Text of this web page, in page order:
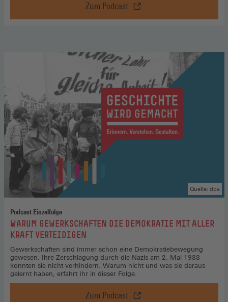
Zum Podcast
Wilhelm
Leuschner
Leben
für
die
Demokratie,
Zum
Podcast
(Öffnet
in
einem
Podcast Einzelfolge
:WARUM GEWERKSCHAFTEN DIE DEMOKRATIE MIT ALLER
KRAFT VERTEIDIGEN
Quelle: dpa
Gewerkschaften sind immer schon eine Demokratiebewegung
gewesen. Ihre Zerschlagung durch die Nazis am 2. Mai 1933
konnten sie nicht verhindern. Warum nicht und was sie daraus
gelernt haben, erfahrt Ihr in dieser Folge.
Zum Podcast